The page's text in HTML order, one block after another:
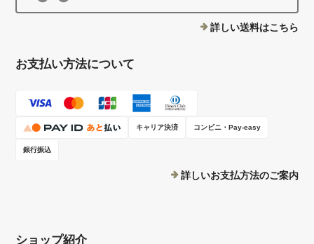
詳しい送料はこちら
お支払い方法について
キャリア決済 コンビニ・Pay-easy
銀行振込
詳しいお支払方法のご案内
ショップ紹介